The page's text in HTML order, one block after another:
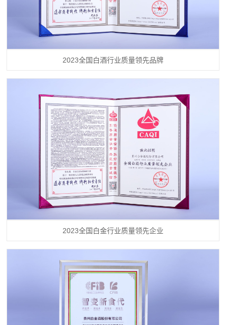
2023全国白酒行业质量领先品牌
2023全国白金行业质量领先企业